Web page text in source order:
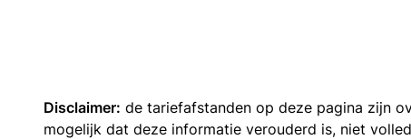
Disclaimer: de tariefafstanden op deze pagina zijn
mogelijk dat deze informatie verouderd is, niet